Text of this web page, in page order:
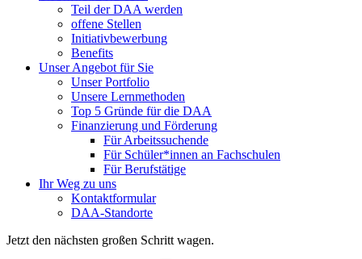
Teil der DAA werden
offene Stellen
Initiativbewerbung
Benefits
Unser Angebot für Sie
Unser Portfolio
Unsere Lernmethoden
Top 5 Gründe für die DAA
Finanzierung und Förderung
Für Arbeitssuchende
Für Schüler*innen an Fachschulen
Für Berufstätige
Ihr Weg zu uns
Kontaktformular
DAA-Standorte
Jetzt den nächsten großen Schritt wagen.